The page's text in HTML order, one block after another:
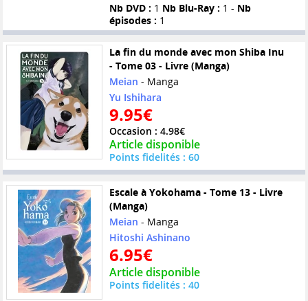
Nb DVD : 1 Nb Blu-Ray : 1 - Nb
épisodes : 1
La fin du monde avec mon Shiba Inu
- Tome 03 - Livre (Manga)
Meian - Manga
Yu Ishihara
9.95€
Occasion : 4.98€
Article disponible
Points fidelités : 60
Escale à Yokohama - Tome 13 - Livre
(Manga)
Meian - Manga
Hitoshi Ashinano
6.95€
Article disponible
Points fidelités : 40